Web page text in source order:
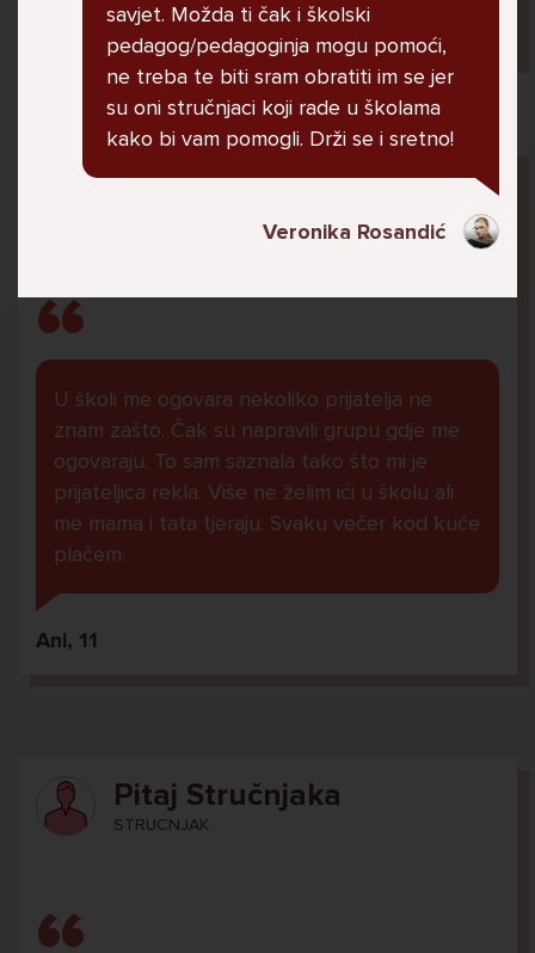
Lana, 12
Pitaj Stručnjaka
U školi me ogovara nekoliko prijatelja ne
znam zašto. Čak su napravili grupu gdje me
ogovaraju. To sam saznala tako što mi je
prijateljica rekla. Više ne želim ići u školu ali
me mama i tata tjeraju. Svaku večer kod kuće
plačem.
Ani, 11
Pitaj Stručnjaka
STRUCNJAK
savjet. Možda ti čak i školski
pedagog/pedagoginja mogu pomoći,
ne treba te biti sram obratiti im se jer
su oni stručnjaci koji rade u školama
kako bi vam pomogli. Drži se i sretno!
Veronika Rosandić